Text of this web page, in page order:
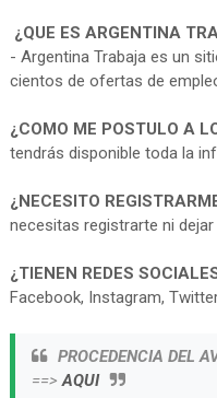
¿QUE ES ARGENTINA
- Argentina Trabaja es un
cientos de ofertas de
¿COMO ME POSTULO A
tendrás disponible toda la
¿NECESITO
necesitas registrarte ni
¿TIENEN REDES
Facebook, Instagram,
PROCEDENCIA DEL
==>AQUI